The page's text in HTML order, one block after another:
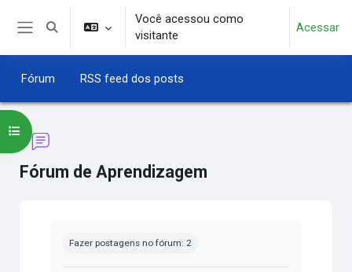
Ir para o conteúdo principal
Alternar entrada de pesquisa
Você acessou como
visitante
Acessar
Fórum RSS feed dos posts
Fórum de Aprendizagem
Abrir índice do curso
Fazer postagens no fórum: 2